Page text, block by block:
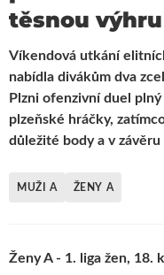
těsnou výhru
Víkendová utkání
nabídla divákům dva
Plzni ofenzivní duel
plzeňské hráčky,
důležité body a v
MUŽI A ŽENY A
Ženy A - 1. liga žen, 18.